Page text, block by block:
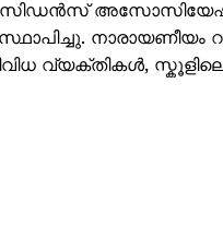
റസിഡൻസ്
വ്യക്തികൾ,